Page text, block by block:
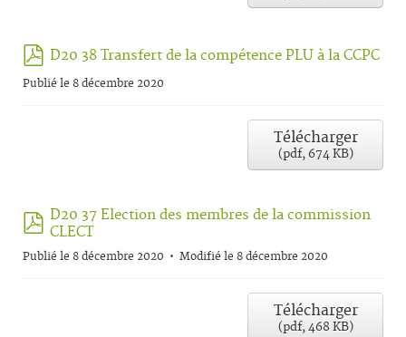
pdf
D20 38 Transfert de la compétence PLU à la CCPC
Publié le 8 décembre 2020
Télécharger
(pdf,674 KB)
pdf
D20 37 Election des membres de la commission
CLECT
Publié le 8 décembre 2020 Modifié le 8 décembre 2020
Télécharger
(pdf,468 KB)